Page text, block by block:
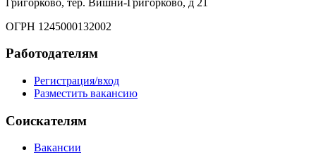
ОГРН 1245000132002
Работодателям
Регистрация/вход
Разместить вакансию
Соискателям
Вакансии